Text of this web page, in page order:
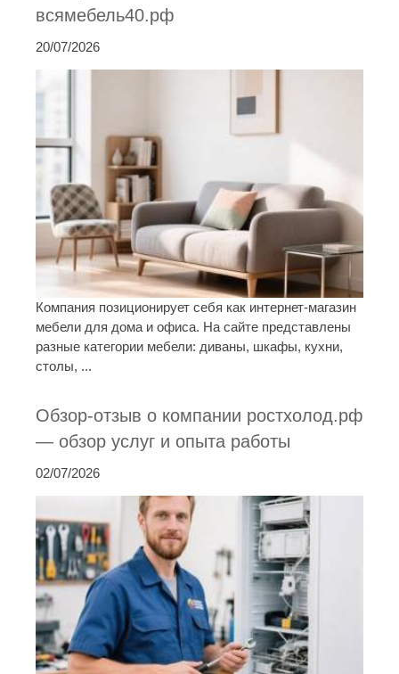
всямебель40.рф
20/07/2026
Компания позиционирует себя как интернет-магазин
мебели для дома и офиса. На сайте представлены
разные категории мебели: диваны, шкафы, кухни,
столы, ...
Обзор-отзыв о компании ростхолод.рф
— обзор услуг и опыта работы
02/07/2026